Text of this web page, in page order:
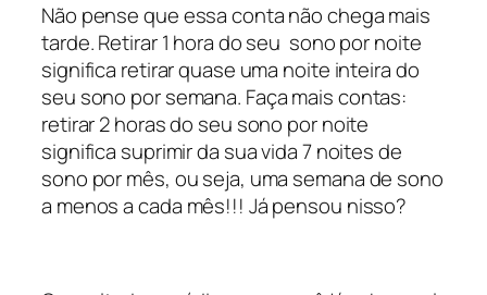
Não pense que essa conta não chega mais
tarde. Retirar 1 hora do seu sono por noite
significa retirar quase uma noite inteira do
seu sono por semana. Faça mais contas:
retirar 2 horas do seu sono por noite
significa suprimir da sua vida 7 noites de
sono por mês, ou seja, uma semana de sono
a menos a cada mês!!! Já pensou nisso?